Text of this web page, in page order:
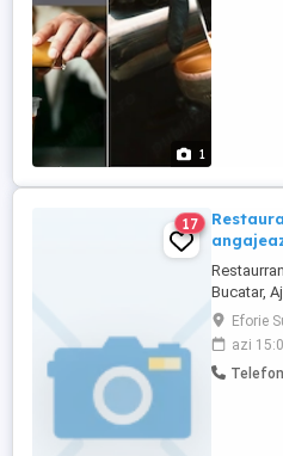
1
17
Bucatar,
program
Eforie
azi